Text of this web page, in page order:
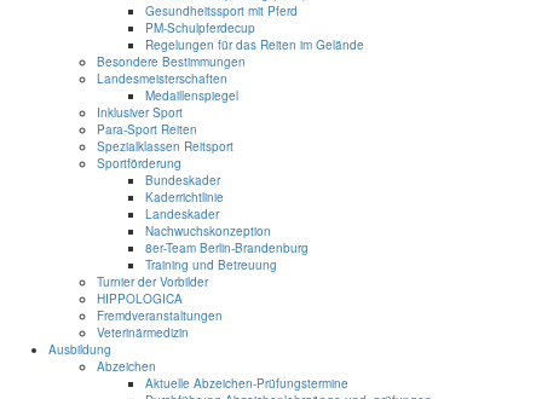
Gesundheitssport mit Pferd
PM-Schulpferdecup
Regelungen für das Reiten im Gelände
Besondere Bestimmungen
Landesmeisterschaften
Medaillenspiegel
Inklusiver Sport
Para-Sport Reiten
Spezialklassen Reitsport
Sportförderung
Bundeskader
Kaderrichtlinie
Landeskader
Nachwuchskonzeption
8er-Team Berlin-Brandenburg
Training und Betreuung
Turnier der Vorbilder
HIPPOLOGICA
Fremdveranstaltungen
Veterinärmedizin
Ausbildung
Abzeichen
Aktuelle Abzeichen-Prüfungstermine